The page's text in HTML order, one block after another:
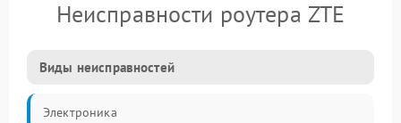
Неисправности роутера ZTE
Виды неисправностей
Электроника